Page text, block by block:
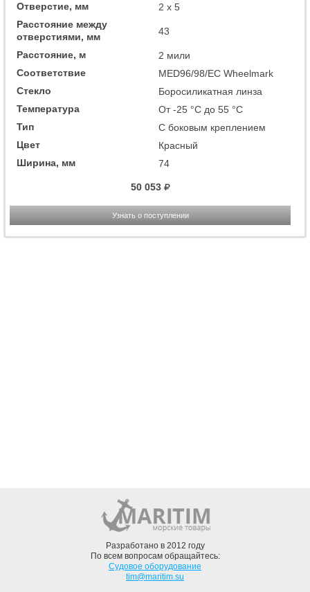
Отверстие, мм
2 x 5
Расстояние между
отверстиями, мм
43
Расстояние, м
2 мили
Соответствие
MED96/98/EC Wheelmark
Стекло
Боросиликатная линза
Температура
От -25 °C до 55 °C
Тип
С боковым креплением
Цвет
Красный
Ширина, мм
74
50 053
Узнать о поступлении
Разработано в 2012 году
По всем вопросам обращайтесь:
Судовое оборудование
tim@maritim.su